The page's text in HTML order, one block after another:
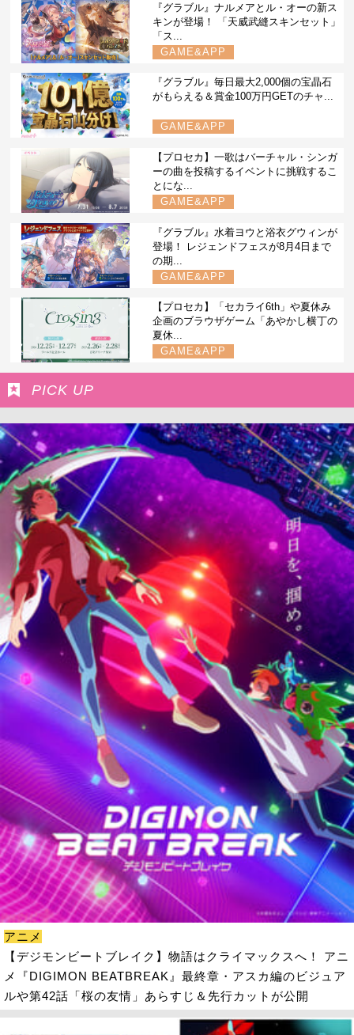
『グラブル』ナルメアとル・オーの新ス
キンが登場！ 「天威武縫スキンセット」
「ス...
GAME&APP
『グラブル』毎日最大2,000個の宝晶石
がもらえる＆賞金100万円GETのチャ...
GAME&APP
【プロセカ】一歌はバーチャル・シンガ
ーの曲を投稿するイベントに挑戦するこ
とにな...
GAME&APP
『グラブル』水着ヨウと浴衣グウィンが
登場！ レジェンドフェスが8月4日まで
の期...
GAME&APP
【プロセカ】「セカライ6th」や夏休み
企画のブラウザゲーム「あやかし横丁の
夏休...
GAME&APP
PICK UP
アニメ
【デジモンビートブレイク】物語はクライマックスへ！ アニ
メ『DIGIMON BEATBREAK』最終章・アスカ編のビジュア
ルや第42話「桜の友情」あらすじ＆先行カットが公開